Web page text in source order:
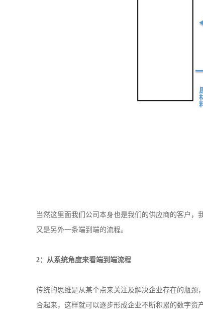
当然这里面我们公司本身也是我们的供应商的客户，
又是另外一条端到端的流程。
2：从系统角度来看端到端流程
传统的思维是从某个点来关注及解决企业存在的瓶
合起来，这样就可以逐步形成企业不断积累的数字资